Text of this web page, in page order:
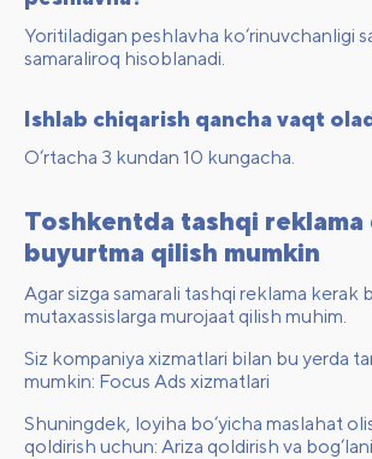
Yoritiladigan peshlavha ko‘rinuvchanligi
samaraliroq hisoblanadi.
Ishlab chiqarish qancha vaqt
O‘rtacha 3 kundan 10 kungacha.
Toshkentda tashqi reklama
buyurtma qilish mumkin
Agar sizga samarali tashqi reklama kerak
mutaxassislarga murojaat qilish muhim.
Siz kompaniya xizmatlari bilan bu yerda
mumkin: Focus Ads xizmatlari
Shuningdek, loyiha bo‘yicha maslahat
qoldirish uchun: Ariza qoldirish va